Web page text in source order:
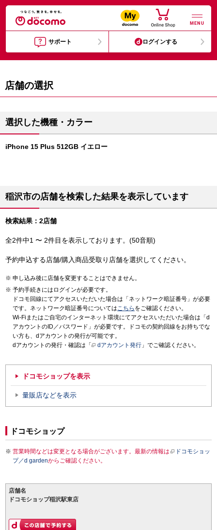
MENU
サポート ログインする
店舗の選択
選択した機種・カラー
iPhone 15 Plus 512GB イエロー
稲沢市の店舗を検索した結果を表示しています
検索結果：2店舗
全2件中1 〜 2件目を表示しております。(50音順)
予約申込する店舗/購入商品受取り店舗を選択してください。
申し込み後に店舗を変更することはできません。
予約手続きにはログインが必要です。
ドコモ回線にてアクセスいただいた場合は「ネットワーク暗証番号」が必要
です。ネットワーク暗証番号についてはこちら をご確認ください。
Wi-Fiまたはご自宅のインターネット環境にてアクセスいただいた場合は「d
アカウントのID／パスワード」が必要です。ドコモの契約回線をお持ちでな
い方も、dアカウントの発行が可能です。
dアカウントの発行・確認は「
dアカウント発行 」でご確認ください。
ドコモショップを表示
量販店などを表示
ドコモショップ
営業時間などは変更となる場合がございます。最新の情報は
ドコモショッ
プ／d gardenからご確認ください。
店舗名
ドコモショップ稲沢駅東店